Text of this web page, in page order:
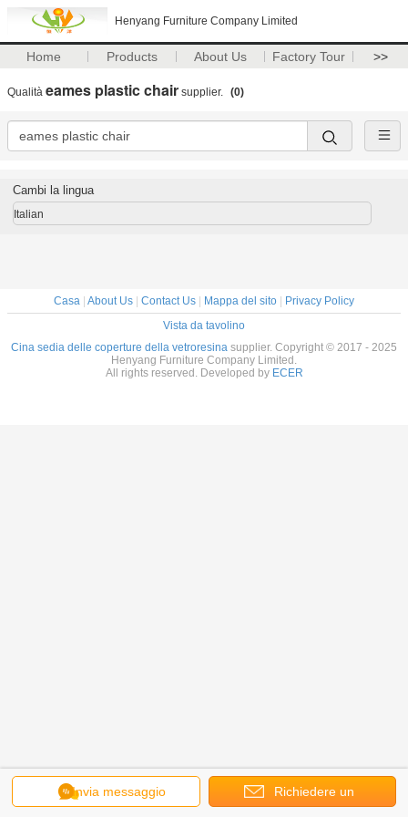
Henyang Furniture Company Limited
Home Products About Us Factory Tour >>
Qualità eames plastic chair supplier. (0)
Invia messaggio Richiedere un
Cambi la lingua
Italian
Casa About Us Contact Us Mappa del sito
Privacy Policy
Vista da tavolino
Cina sedia delle coperture della vetroresina supplier. Copyright © 2017 - 2025
Henyang Furniture Company Limited.
All rights reserved. Developed by ECER